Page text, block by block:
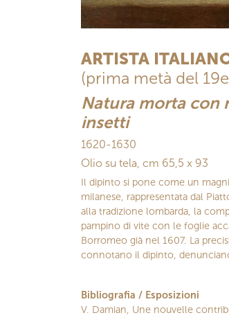
ARTISTA
(prima metà del
Natura morta con
insetti
1620-1630
Olio su tela, cm 65,5 x 93
Il dipinto si pone come un
milanese, rappresentata dal
alla tradizione lombarda, la
pampino di vite con le foglie
Borromeo già nel 1607. La
connotano il dipinto,
Bibliografia / Esposizioni
V. Damian, Une nouvelle